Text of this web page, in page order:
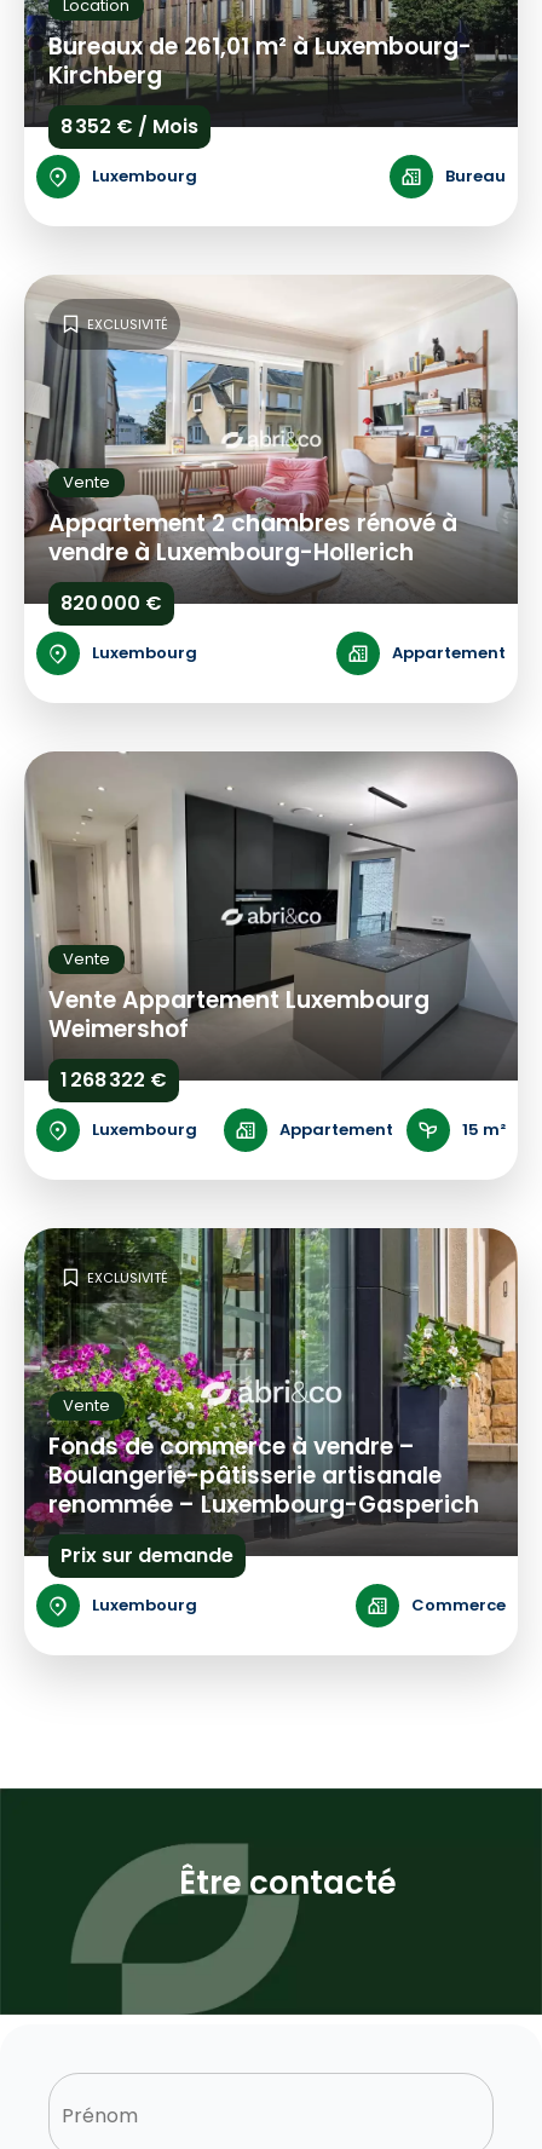
Location
Bureaux de 261,01 m² à Luxembourg-
Kirchberg
8 352 € / Mois
Luxembourg Bureau
Vente
Appartement 2 chambres rénové à
vendre à Luxembourg-Hollerich
820 000 €
Luxembourg Appartement
EXCLUSIVITÉ
Vente
Vente Appartement Luxembourg
Weimershof
1 268 322 €
Luxembourg Appartement 15 m²
Vente
Fonds de commerce à vendre –
Boulangerie-pâtisserie artisanale
renommée – Luxembourg-Gasperich
Prix sur demande
Luxembourg Commerce
EXCLUSIVITÉ
Être contacté